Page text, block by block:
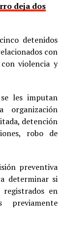
deja dos
detenidos
con
violencia y
les imputan
organización
detención
robo de
preventiva
determinar si
en